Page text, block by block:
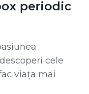
periodic
cele
viața mai